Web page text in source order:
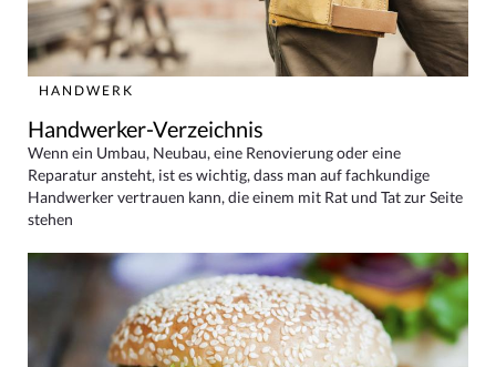
HANDWERK
Handwerker-Verzeichnis
Wenn ein Umbau, Neubau, eine Renovierung oder eine
Reparatur ansteht, ist es wichtig, dass man auf fachkundige
Handwerker vertrauen kann, die einem mit Rat und Tat zur Seite
stehen